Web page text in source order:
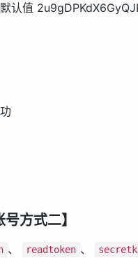
认值
方式二】
、 readtoken 、